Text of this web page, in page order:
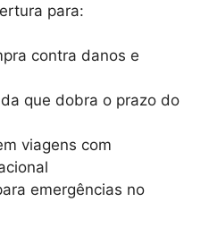
para:
contra danos e
que dobra o prazo do
viagens com
emergências no